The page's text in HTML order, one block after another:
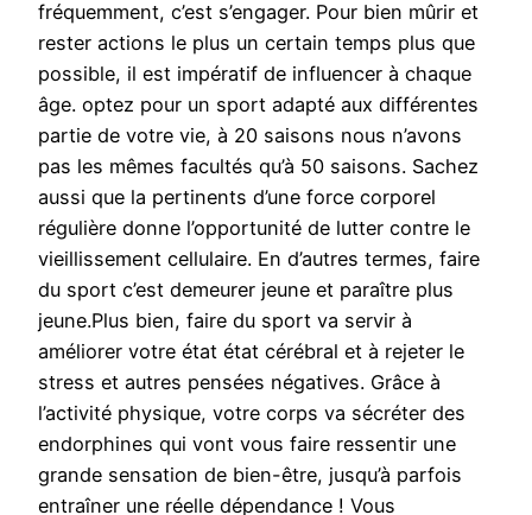
fréquemment, c’est s’engager. Pour bien mûrir et
rester actions le plus un certain temps plus que
possible, il est impératif de influencer à chaque
âge. optez pour un sport adapté aux différentes
partie de votre vie, à 20 saisons nous n’avons
pas les mêmes facultés qu’à 50 saisons. Sachez
aussi que la pertinents d’une force corporel
régulière donne l’opportunité de lutter contre le
vieillissement cellulaire. En d’autres termes, faire
du sport c’est demeurer jeune et paraître plus
jeune.Plus bien, faire du sport va servir à
améliorer votre état état cérébral et à rejeter le
stress et autres pensées négatives. Grâce à
l’activité physique, votre corps va sécréter des
endorphines qui vont vous faire ressentir une
grande sensation de bien-être, jusqu’à parfois
entraîner une réelle dépendance ! Vous